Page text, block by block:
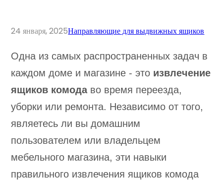
24 января, 2025Направляющие для выдвижных ящиков
Одна из самых распространенных задач в
каждом доме и магазине - это извлечение
ящиков комода во время переезда,
уборки или ремонта. Независимо от того,
являетесь ли вы домашним
пользователем или владельцем
мебельного магазина, эти навыки
правильного извлечения ящиков комода